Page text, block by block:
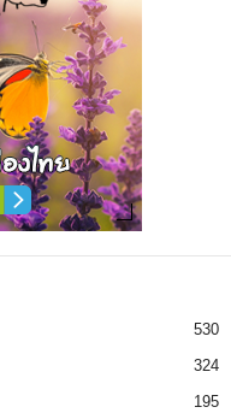
530
324
195